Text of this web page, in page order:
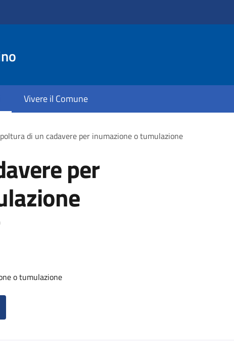
Vivere il Comune
di un cadavere per inumazione o tumulazione
per
o tumulazione